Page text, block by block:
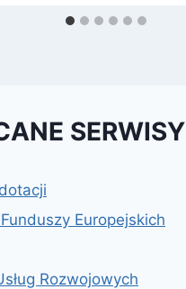
SERWISY
Europejskich
Rozwojowych